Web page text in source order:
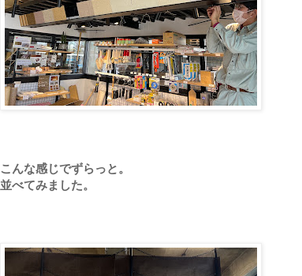
こんな感じでずらっと。
並べてみました。